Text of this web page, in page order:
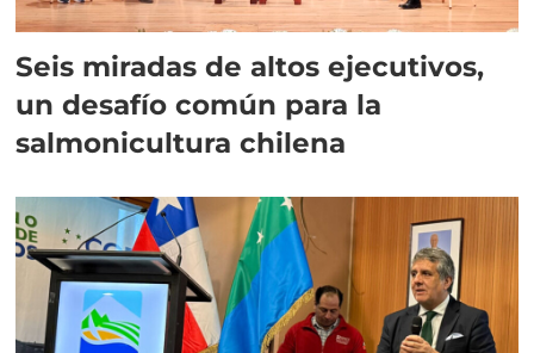
Seis miradas de altos ejecutivos,
un desafío común para la
salmonicultura chilena